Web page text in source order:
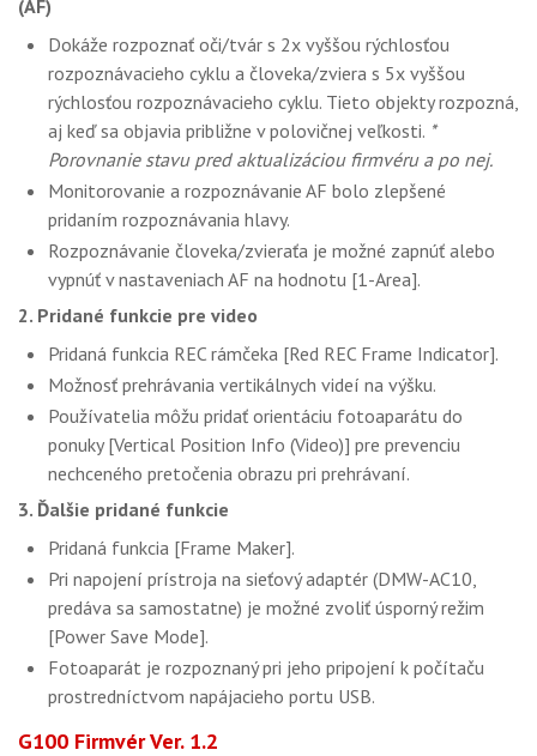
(AF)
Dokáže rozpoznať oči/tvár s 2x vyššou rýchlosťou
rozpoznávacieho cyklu a človeka/zviera s 5x vyššou
rýchlosťou rozpoznávacieho cyklu. Tieto objekty rozpozná,
aj keď sa objavia približne v polovičnej veľkosti. *
Porovnanie stavu pred aktualizáciou firmvéru a po nej.
Monitorovanie a rozpoznávanie AF bolo zlepšené
pridaním rozpoznávania hlavy.
Rozpoznávanie človeka/zvieraťa je možné zapnúť alebo
vypnúť v nastaveniach AF na hodnotu [1-Area].
2. Pridané funkcie pre video
Pridaná funkcia REC rámčeka [Red REC Frame Indicator].
Možnosť prehrávania vertikálnych videí na výšku.
Používatelia môžu pridať orientáciu fotoaparátu do
ponuky [Vertical Position Info (Video)] pre prevenciu
nechceného pretočenia obrazu pri prehrávaní.
3. Ďalšie pridané funkcie
Pridaná funkcia [Frame Maker].
Pri napojení prístroja na sieťový adaptér (DMW-AC10,
predáva sa samostatne) je možné zvoliť úsporný režim
[Power Save Mode].
Fotoaparát je rozpoznaný pri jeho pripojení k počítaču
prostredníctvom napájacieho portu USB.
G100 Firmvér Ver. 1.2